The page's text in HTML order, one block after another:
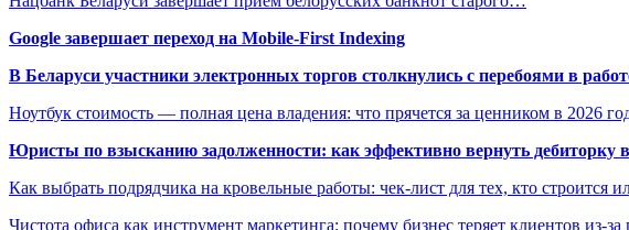
Google завершает переход на Mobile-First Indexing
В Беларуси участники электронных торгов столкнулись с перебоями в
Ноутбук стоимость — полная цена владения: что прячется за ценником в 2026
Юристы по взысканию задолженности: как эффективно вернуть дебиторку
Как выбрать подрядчика на кровельные работы: чек-лист для тех, кто строится
Чистота офиса как инструмент маркетинга: почему бизнес теряет клиентов из-за